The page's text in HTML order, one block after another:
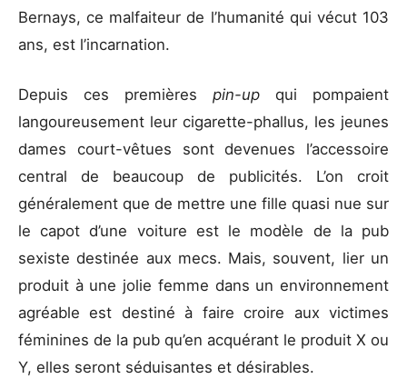
Bernays, ce malfaiteur de l’humanité qui vécut 103
ans, est l’incarnation.
Depuis ces premières pin-up qui pompaient
langoureusement leur cigarette-phallus, les jeunes
dames court-vêtues sont devenues l’accessoire
central de beaucoup de publicités. L’on croit
généralement que de mettre une fille quasi nue sur
le capot d’une voiture est le modèle de la pub
sexiste destinée aux mecs. Mais, souvent, lier un
produit à une jolie femme dans un environnement
agréable est destiné à faire croire aux victimes
féminines de la pub qu’en acquérant le produit X ou
Y, elles seront séduisantes et désirables.